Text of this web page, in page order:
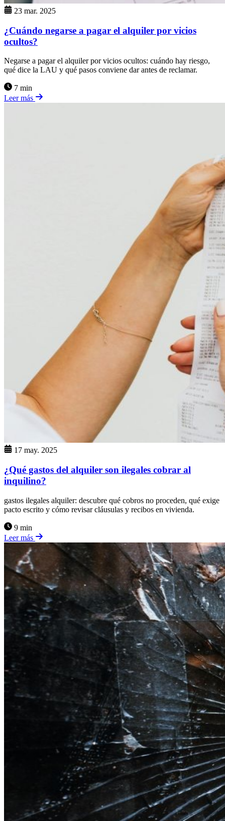
23 mar. 2025
¿Cuándo negarse a pagar el alquiler por vicios
ocultos?
Negarse a pagar el alquiler por vicios ocultos: cuándo hay riesgo,
qué dice la LAU y qué pasos conviene dar antes de reclamar.
7 min
Leer más
17 may. 2025
¿Qué gastos del alquiler son ilegales cobrar al
inquilino?
gastos ilegales alquiler: descubre qué cobros no proceden, qué exige
pacto escrito y cómo revisar cláusulas y recibos en vivienda.
9 min
Leer más